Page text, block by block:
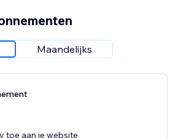
Maandelijks
toe aan je website